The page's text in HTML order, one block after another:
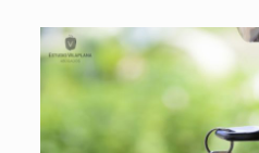
Estudio Vilaplana